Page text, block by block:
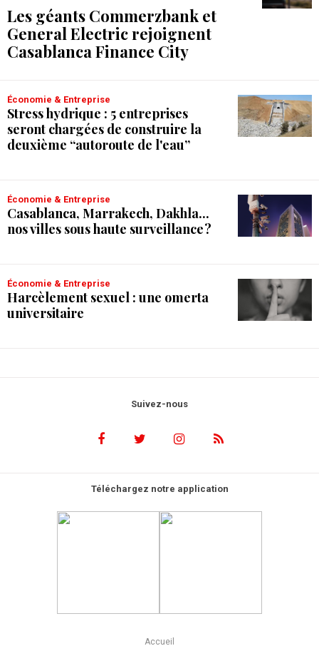
Les géants Commerzbank et
General Electric rejoignent
Casablanca Finance City
Économie & Entreprise
Stress hydrique : 5 entreprises
seront chargées de construire la
deuxième “autoroute de l'eau”
Économie & Entreprise
Casablanca, Marrakech, Dakhla...
nos villes sous haute surveillance ?
Économie & Entreprise
Harcèlement sexuel : une omerta
universitaire
Suivez-nous
Téléchargez notre application
Accueil